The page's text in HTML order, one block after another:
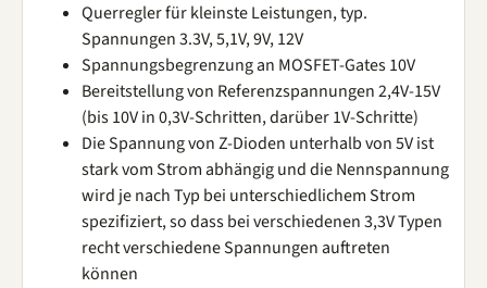
Querregler für kleinste Leistungen, typ.
Spannungen 3.3V, 5,1V, 9V, 12V
Spannungsbegrenzung an MOSFET-Gates 10V
Bereitstellung von Referenzspannungen 2,4V-15V
(bis 10V in 0,3V-Schritten, darüber 1V-Schritte)
Die Spannung von Z-Dioden unterhalb von 5V ist
stark vom Strom abhängig und die Nennspannung
wird je nach Typ bei unterschiedlichem Strom
spezifiziert, so dass bei verschiedenen 3,3V Typen
recht verschiedene Spannungen auftreten
können